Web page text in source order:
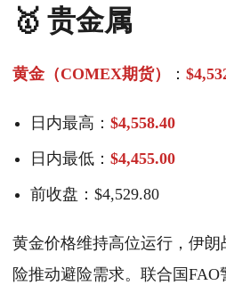
🥇 贵金属
黄金（COMEX期货） ：
日内最高： $4,558.40
日内最低： $4,455.00
前收盘：$4,529.80
黄金价格维持高位运行，伊
险推动避险需求。联合国